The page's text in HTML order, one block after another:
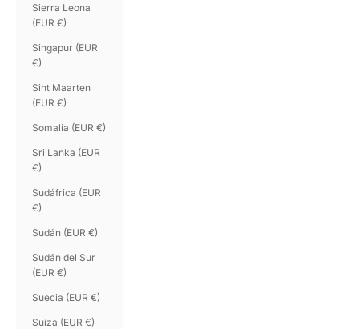
Sierra Leona
(EUR €)
Singapur (EUR
€)
Sint Maarten
(EUR €)
Somalia (EUR €)
Sri Lanka (EUR
€)
Sudáfrica (EUR
€)
Sudán (EUR €)
Sudán del Sur
(EUR €)
Suecia (EUR €)
Suiza (EUR €)